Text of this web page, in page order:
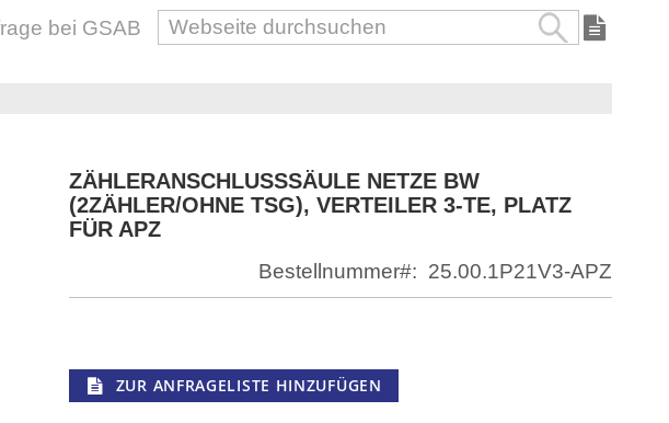
Suche
bei GSAB
ZÄHLERANSCHLUSSSÄULE NETZE BW
(2ZÄHLER/OHNE TSG), VERTEILER 3-TE, PLATZ
FÜR APZ
Bestellnummer 25.00.1P21V3-APZ
ZUR ANFRAGELISTE HINZUFÜGEN